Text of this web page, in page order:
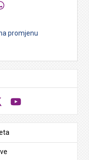
promjenu